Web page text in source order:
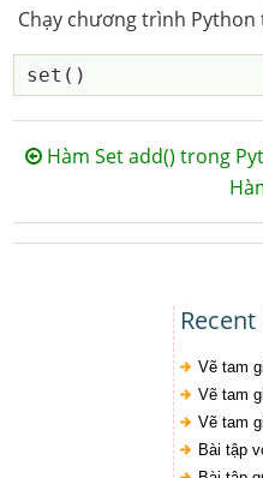
Chạy chương trình Python
Hàm Set add() trong
Vẽ tam
Vẽ tam
Vẽ tam
Bài tập